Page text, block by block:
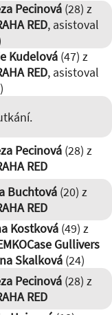
Pecinová(28) z
RED, asistoval
Kudelová(47) z
RED, asistoval
Pecinová(28) z
RED
Buchtová(20) z
RED
Kostková(49) z
Gullivers
Skalková(24)
Pecinová(28) z
RED